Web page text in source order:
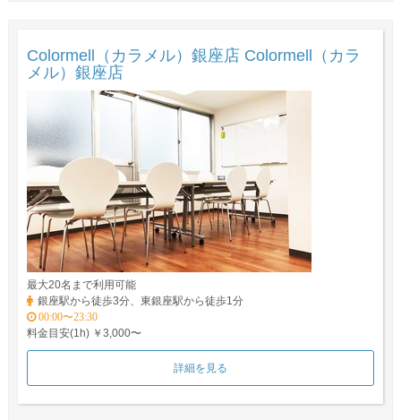
Colormell（カラメル）銀座店 Colormell（カラ
メル）銀座店
最大20名まで利用可能
銀座駅から徒歩3分、東銀座駅から徒歩1分
00:00〜23:30
料金目安(1h) ￥3,000〜
詳細を見る